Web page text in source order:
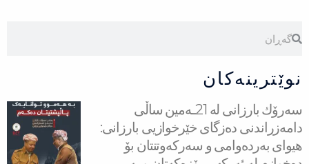
نوێترینەکان
سه‌رۆك بارزانی له‌ 21ـه‌مین ساڵی
دامەزراندنی دەزگای خێرخوازیی بارزانی:
هیوای بەردەوامی و سەركەوتنتان بۆ